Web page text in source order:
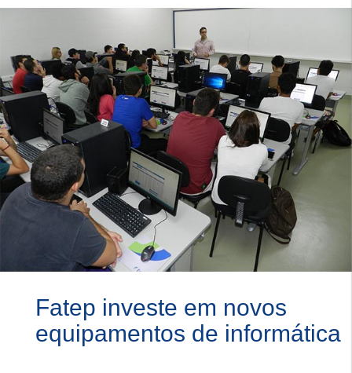
Fatep investe em novos
equipamentos de informática